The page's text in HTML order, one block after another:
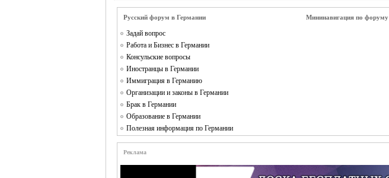
MEINLAND.
RU
Русский форум в Германии Мининавигация по форуму
Задай вопрос
Работа и Бизнес в Германии
Консульские вопросы
Иностранцы в Германии
Иммиграция в Германию
Организации и законы в Германии
Брак в Германии
Образование в Германии
Полезная информация по Германии
Реклама